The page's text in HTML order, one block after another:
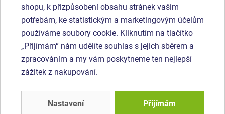
Kůň Visutá hrazda
shopu, k přizpůsobení obsahu stránek vašim
potřebám, ke statistickým a marketingovým účelům
používáme soubory cookie. Kliknutím na tlačítko
„Přijímám“ nám udělíte souhlas s jejich sběrem a
zpracováním a my vám poskytneme ten nejlepší
zážitek z nakupování.
Nastavení Přijímám